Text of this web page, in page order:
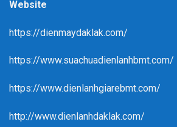
Website
https://dienmaydaklak.com/
https://www.suachuadienlanhbmt.com/
https://www.dienlanhgiarebmt.com/
http://www.dienlanhdaklak.com/